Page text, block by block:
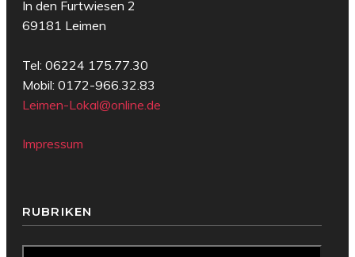
In den Furtwiesen 2
69181 Leimen
Tel: 06224 175.77.30
Mobil: 0172-966.32.83
Leimen-Lokal@online.de
Impressum
RUBRIKEN